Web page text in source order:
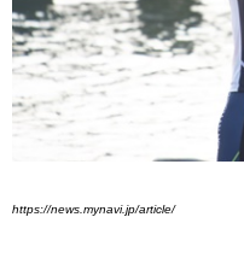
https://news.mynavi.jp/article/